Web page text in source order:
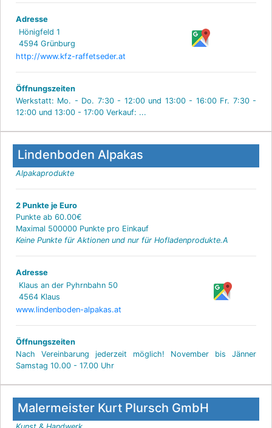
Adresse
Hönigfeld 1
4594 Grünburg
http://www.kfz-raffetseder.at
Öffnungszeiten
Werkstatt: Mo. - Do. 7:30 - 12:00 und 13:00 - 16:00 Fr. 7:30 -
12:00 und 13:00 - 17:00 Verkauf: ...
Lindenboden Alpakas
Alpakaprodukte
2 Punkte je Euro
Punkte ab 60.00€
Maximal 500000 Punkte pro Einkauf
Keine Punkte für Aktionen und nur für Hofladenprodukte.A
Adresse
Klaus an der Pyhrnbahn 50
4564 Klaus
www.lindenboden-alpakas.at
Öffnungszeiten
Nach Vereinbarung jederzeit möglich! November bis Jänner
Samstag 10.00 - 17.00 Uhr
Malermeister Kurt Plursch GmbH